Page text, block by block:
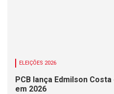
ELEIÇÕES 2026
PCB lança Edmilson
em 2026